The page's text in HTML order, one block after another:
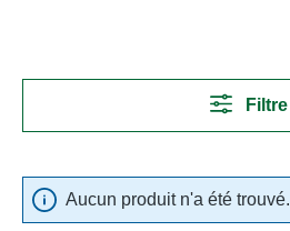
Filtre
Aucun produit n'a été trouvé.